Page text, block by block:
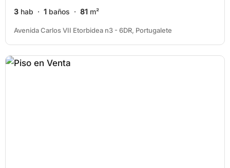
3 hab · 1 baños · 81 m²
Avenida Carlos VII Etorbidea n3 - 6DR, Portugalete